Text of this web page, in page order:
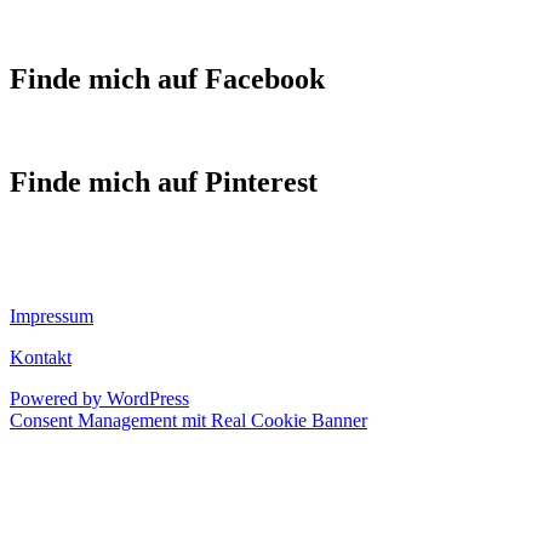
Finde mich auf Facebook
Finde mich auf Pinterest
Impressum
Kontakt
Powered by WordPress
Consent Management mit Real Cookie Banner